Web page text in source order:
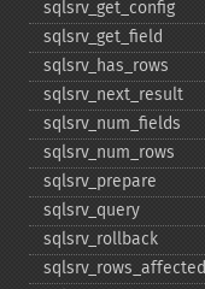
sqlsrv_​get_​config
sqlsrv_​get_​field
sqlsrv_​has_​rows
sqlsrv_​next_​result
sqlsrv_​num_​fields
sqlsrv_​num_​rows
sqlsrv_​prepare
sqlsrv_​query
sqlsrv_​rollback
sqlsrv_​rows_​affected